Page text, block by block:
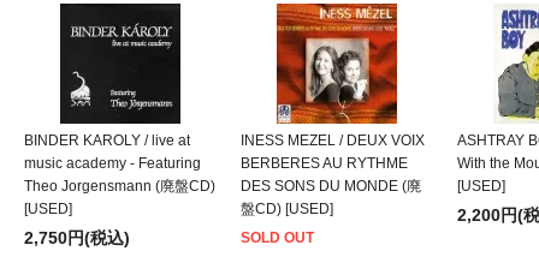
BINDER KAROLY / live at
music academy - Featuring
Theo Jorgensmann (廃盤CD)
[USED]
2,750円(税込)
INESS MEZEL / DEUX VOIX
BERBERES AU RYTHME
DES SONS DU MONDE (廃
盤CD) [USED]
SOLD OUT
ASHTRAY
With the
[USED]
2,200円(